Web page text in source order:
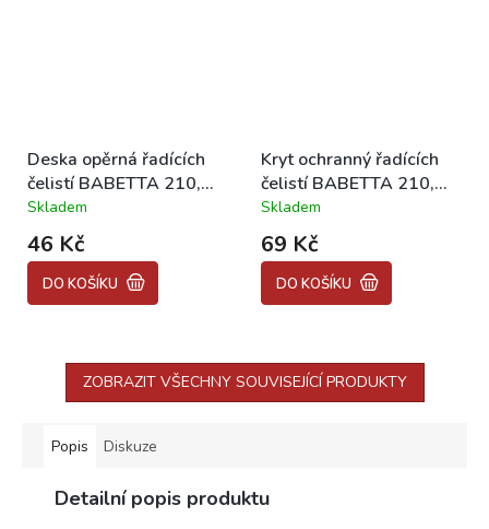
Deska opěrná řadících
čelistí BABETTA 210,
225
Průměrné
hodnocení
produktu
je
5,0
Skladem
46 Kč
DO KOŠÍKU
Kryt ochranný řadících
čelistí BABETTA 210,
225
Průměrné
hodnocení
produktu
je
5,0
Skladem
69 Kč
DO KOŠÍKU
ZOBRAZIT VŠECHNY SOUVISEJÍCÍ PRODUKTY
Popis Diskuze
Detailní popis produktu